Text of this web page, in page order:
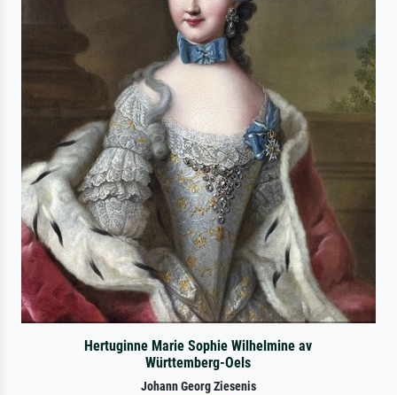
Hertuginne Marie Sophie Wilhelmine av
Württemberg-Oels
Johann Georg Ziesenis